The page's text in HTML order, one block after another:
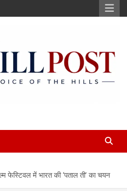
फेस्टिवल में भारत की ‘पताल ती’ का चयन